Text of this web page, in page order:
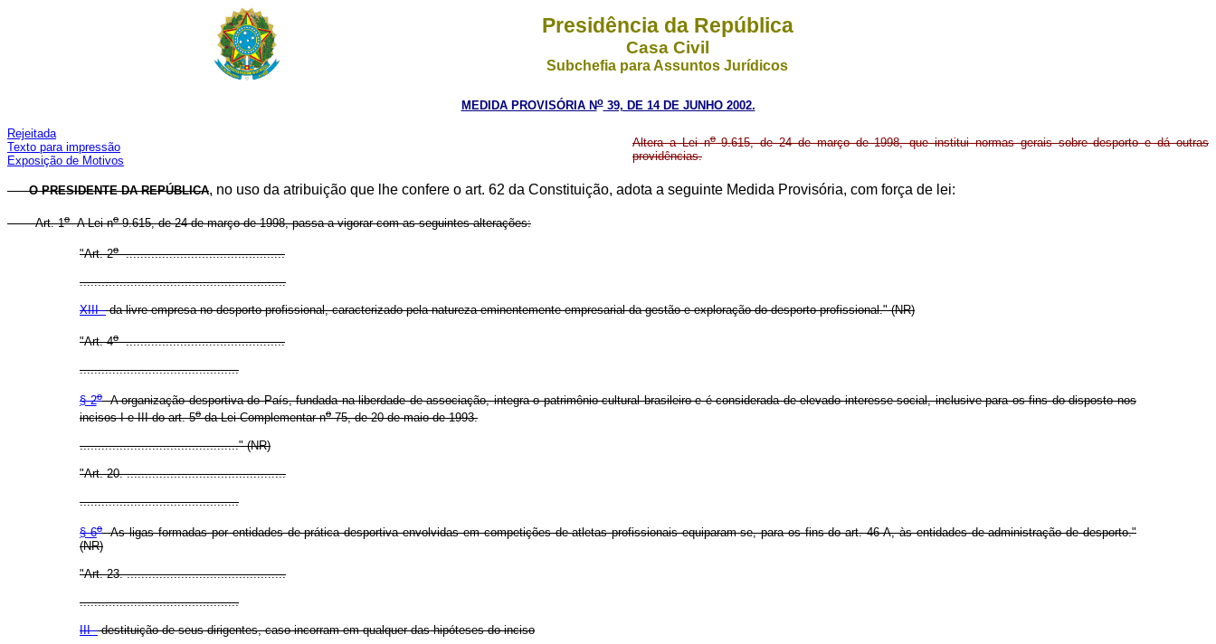
Presidência da República
Casa Civil
Subchefia para Assuntos Jurídicos
MEDIDA PROVISÓRIA No39, DE 14 DE JUNHO 2002.
Rejeitada
Texto para impressão
Exposição de Motivos
Altera a Lei no9.615, de 24 de março de 1998, que institui normas gerais sobre desporto e dá outras
providências.
O PRESIDENTE DA REPÚBLICA, no uso da atribuição que lhe confere o art. 62 da Constituição, adota a seguinte Medida Provisória, com força de lei:
Art. 1oA Lei no9.615, de 24 de março de 1998, passa a vigorar com as seguintes alterações:
"Art. 2o............................................
.........................................................
XIII -da livre empresa no desporto profissional, caracterizado pela natureza eminentemente empresarial da gestão e exploração do desporto profissional." (NR)
"Art. 4o............................................
............................................
§ 2oA organização desportiva do País, fundada na liberdade de associação, integra o patrimônio cultural brasileiro e é considerada de elevado interesse social, inclusive para os fins do disposto nos
incisos I e III do art. 5oda Lei Complementar no75, de 20 de maio de 1993.
............................................" (NR)
"Art. 20. ............................................
............................................
§ 6oAs ligas formadas por entidades de prática desportiva envolvidas em competições de atletas profissionais equiparam-se, para os fins do art. 46-A, às entidades de administração de desporto."
(NR)
"Art. 23. ............................................
............................................
III -destituição de seus dirigentes, caso incorram em qualquer das hipóteses do inciso